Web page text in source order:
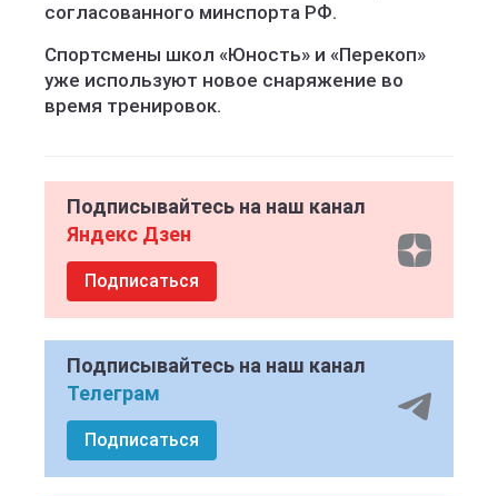
согласованного минспорта РФ.
Спортсмены школ «Юность» и «Перекоп»
уже используют новое снаряжение во
время тренировок.
Подписывайтесь на наш канал
Яндекс Дзен
Подписаться
Подписывайтесь на наш канал
Телеграм
Подписаться